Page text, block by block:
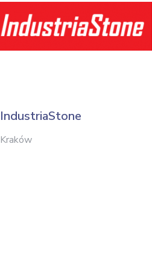
IndustriaStone
Kraków